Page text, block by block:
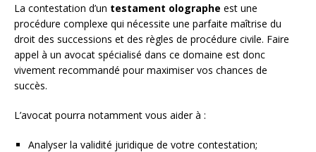
La contestation d’un testament olographe est une
procédure complexe qui nécessite une parfaite maîtrise du
droit des successions et des règles de procédure civile. Faire
appel à un avocat spécialisé dans ce domaine est donc
vivement recommandé pour maximiser vos chances de
succès.
L’avocat pourra notamment vous aider à :
Analyser la validité juridique de votre contestation;